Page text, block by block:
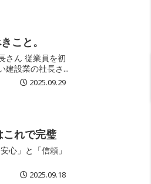
こと。
知りたい建設業の社長さ...
2025.09.29
これで完璧
心」と「信頼」
2025.09.18